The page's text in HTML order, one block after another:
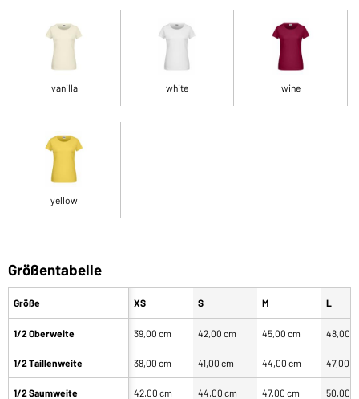
vanilla white wine
yellow
Größentabelle
Größe
1/2 Oberweite
1/2 Taillenweite
1/2 Saumweite
XS S M L
39,00 cm 42,00 cm 45,00 cm 48,00
38,00 cm 41,00 cm 44,00 cm 47,00
42,00 cm 44,00 cm 47,00 cm 50,00